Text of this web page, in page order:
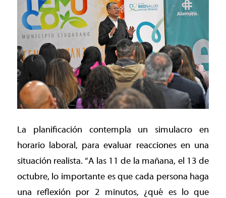
La planificación contempla un simulacro en
horario laboral, para evaluar reacciones en una
situación realista. “A las 11 de la mañana, el 13 de
octubre, lo importante es que cada persona haga
una reflexión por 2 minutos, ¿qué es lo que